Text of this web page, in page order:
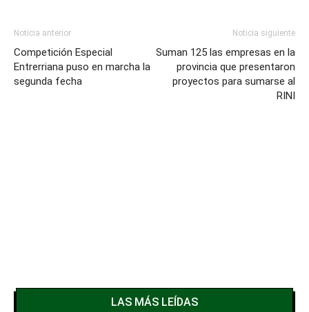
Noticia anterior
Competición Especial
Entrerriana puso en marcha la
segunda fecha
Noticia siguiente
Suman 125 las empresas en la
provincia que presentaron
proyectos para sumarse al
RINI
LAS MÁS LEÍDAS